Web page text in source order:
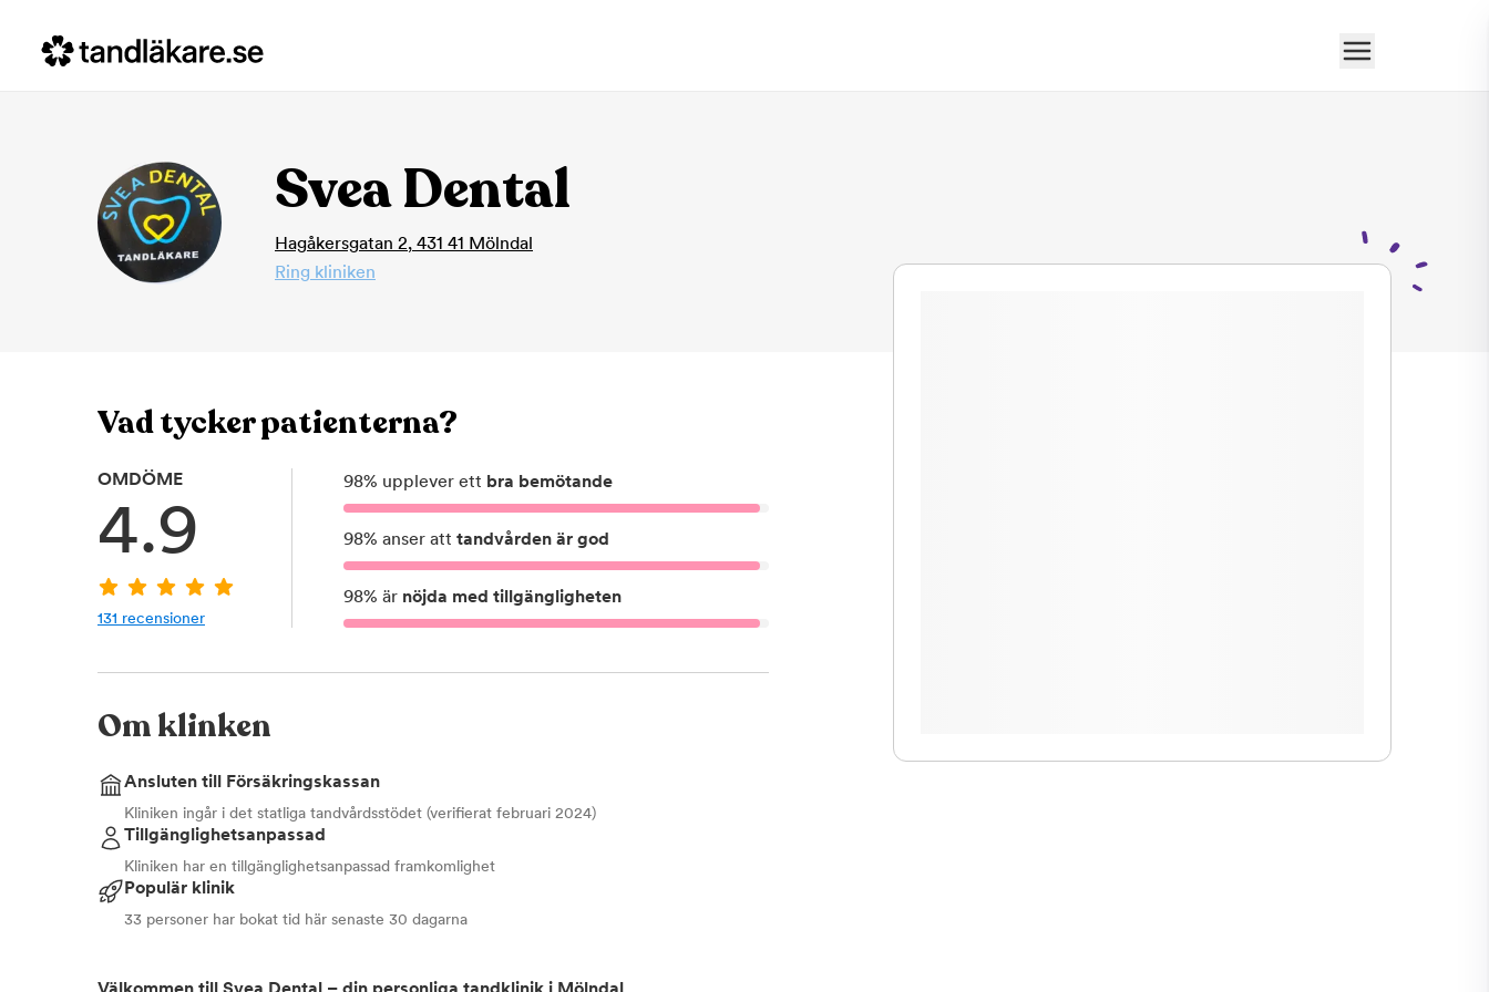
Svea Dental
Hagåkersgatan 2, 431 41 Mölndal
Ring kliniken
Vad tycker patienterna?
OMDÖME
4.9
131 recensioner
98% upplever ett bra bemötande
98% anser att tandvården är god
98% är nöjda med tillgängligheten
Om klinken
Ansluten till Försäkringskassan
Kliniken ingår i det statliga tandvårdsstödet (verifierat februari 2024)
Tillgänglighetsanpassad
Kliniken har en tillgänglighetsanpassad framkomlighet
Populär klinik
33 personer har bokat tid här senaste 30 dagarna